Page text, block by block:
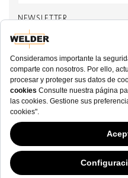
NEWSLETTER
Política de Privacidad
Recibir correos
Welder Watch
Communication intended
consent to its use. .
SOCIAL
Este sitio web ha continuado su
opiniones Variables con respecto a
“ley de cookies”, debemos